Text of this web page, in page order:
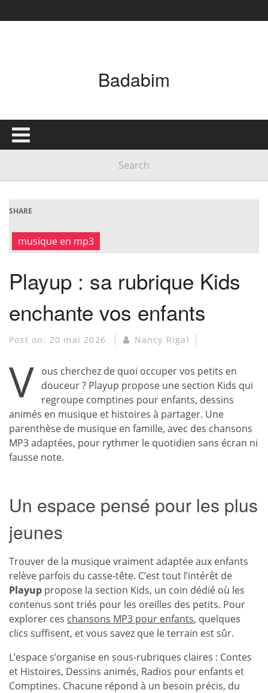
Badabim
SHARE
musique en mp3
Playup : sa rubrique Kids
enchante vos enfants
Post on: 20 mai 2026 Nancy Rigal
V ous cherchez de quoi occuper vos petits en
douceur ? Playup propose une section Kids qui
regroupe comptines pour enfants, dessins
animés en musique et histoires à partager. Une
parenthèse de musique en famille, avec des chansons
MP3 adaptées, pour rythmer le quotidien sans écran ni
fausse note.
Un espace pensé pour les plus
jeunes
Trouver de la musique vraiment adaptée aux enfants
relève parfois du casse-tête. C’est tout l’intérêt de
Playup propose la section Kids, un coin dédié où les
contenus sont triés pour les oreilles des petits. Pour
explorer ces chansons MP3 pour enfants, quelques
clics suffisent, et vous savez que le terrain est sûr.
L’espace s’organise en sous-rubriques claires : Contes
et Histoires, Dessins animés, Radios pour enfants et
Comptines. Chacune répond à un besoin précis, du